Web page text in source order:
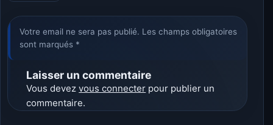
Votre email ne sera pas publié. Les champs obligatoires
sont marqués *
Laisser un commentaire
Vous devezvous connecter pour publier un
commentaire.